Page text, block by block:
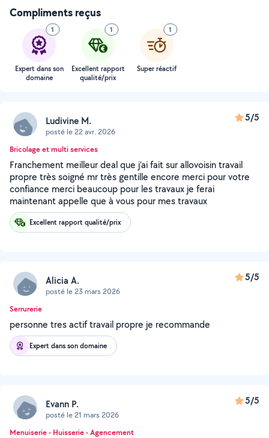
Compliments reçus
1
Expert dans son
domaine
1
Excellent rapport
qualité/prix
1
Super réactif
Ludivine M.
posté le 22 avr. 2026
5/5
Bricolage et multi services
Franchement meilleur deal que j’ai fait sur allovoisin travail
propre très soigné mr très gentille encore merci pour votre
confiance merci beaucoup pour les travaux je ferai
maintenant appelle que à vous pour mes travaux
Excellent rapport qualité/prix
Alicia A.
posté le 23 mars 2026
5/5
Serrurerie
personne tres actif travail propre je recommande
Expert dans son domaine
Evann P.
posté le 21 mars 2026
5/5
Menuiserie - Huisserie - Agencement